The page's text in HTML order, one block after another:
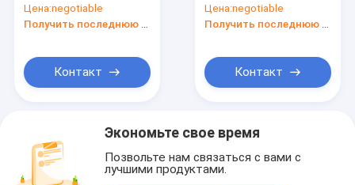
младенца USB
термостата умная
Цена:negotiable
Контакт
бутылки
перемещения
подачей для
автомобиля
Цена:negotiable
Контакт
Экономьте свое время
Позвольте нам связаться с вами с
лучшими продуктами.